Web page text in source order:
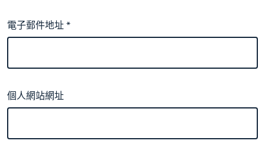
電子郵件地址*
個人網站網址